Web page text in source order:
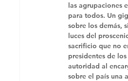
las agrupaciones
para todos. Un
sobre los demás,
luces del
sacrificio que no
presidentes de
autoridad al
sobre el país una